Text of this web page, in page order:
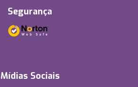
Segurança
Mídias Sociais